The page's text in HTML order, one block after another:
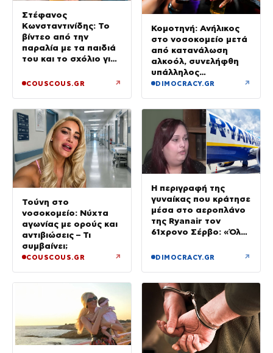
Στέφανος
Κωνσταντινίδης: Το
βίντεο από την
παραλία με τα παιδιά
του και το σχόλιο για
COUSCOUS.GR ↗
Κομοτηνή: Ανήλικος
στο νοσοκομείο μετά
από κατανάλωση
αλκοόλ, συνελήφθη
υπάλληλος
καταστήματος
DIMOCRACY.GR ↗
Τούνη στο
νοσοκομείο: Νύχτα
αγωνίας με ορούς και
αντιβιώσεις – Τι
συμβαίνει;
COUSCOUS.GR ↗
Η περιγραφή της
γυναίκας που κράτησε
μέσα στο αεροπλάνο
της Ryanair τον
61χρονο Σέρβο: «Όλα
δευτερολέπτου»
DIMOCRACY.GR ↗